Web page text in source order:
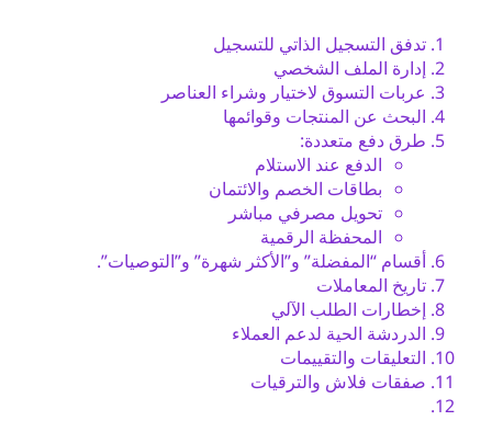
تدفق التسجيل الذاتي للتسجيل
إدارة الملف الشخصي
عربات التسوق لاختيار وشراء العناصر
البحث عن المنتجات وقوائمها
طرق دفع متعددة:
الدفع عند الاستلام
بطاقات الخصم والائتمان
تحويل مصرفي مباشر
المحفظة الرقمية
أقسام “المفضلة” و”الأكثر شهرة” و”التوصيات”.
تاريخ المعاملات
إخطارات الطلب الآلي
الدردشة الحية لدعم العملاء
التعليقات والتقييمات
صفقات فلاش والترقيات